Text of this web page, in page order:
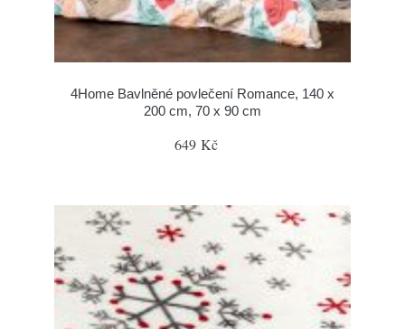
4Home Bavlněné povlečení Romance, 140 x
200 cm, 70 x 90 cm
649 Kč